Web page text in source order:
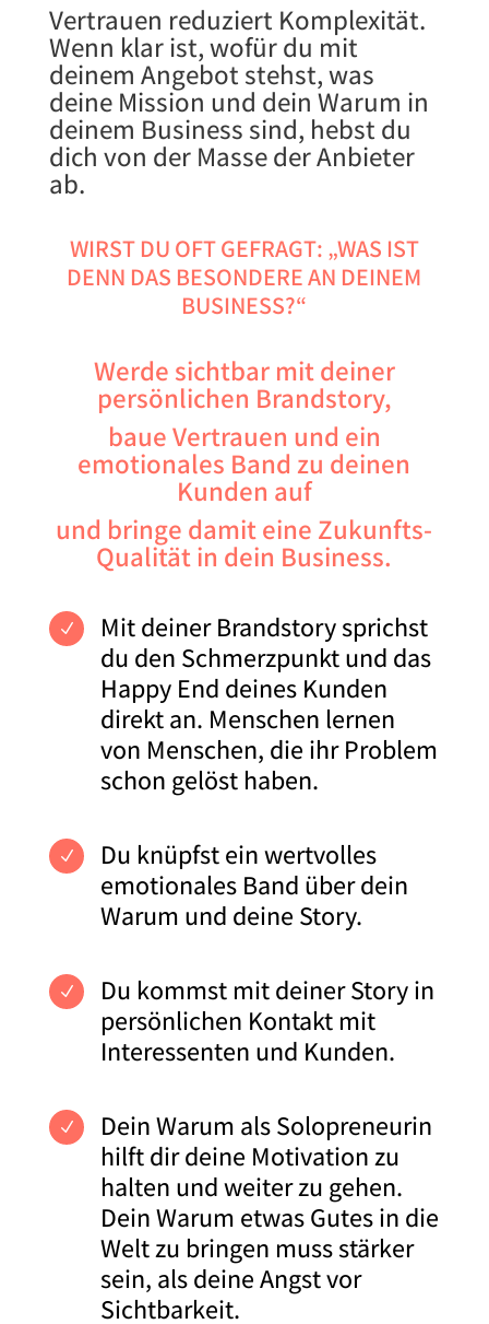
Vertrauen reduziert Komplexität.
Wenn klar ist, wofür du mit
deinem Angebot stehst, was
deine Mission und dein Warum in
deinem Business sind, hebst du
dich von der Masse der Anbieter
ab.
WIRST DU OFT GEFRAGT: „WAS IST
DENN DAS BESONDERE AN DEINEM
BUSINESS?“
Werde sichtbar mit deiner
persönlichen Brandstory,
baue Vertrauen und ein
emotionales Band zu deinen
Kunden auf
und bringe damit eine Zukunfts-
Qualität in dein Business.
N
Mit deiner Brandstory sprichst
du den Schmerzpunkt und das
Happy End deines Kunden
direkt an. Menschen lernen
von Menschen, die ihr Problem
schon gelöst haben.
N
Du knüpfst ein wertvolles
emotionales Band über dein
Warum und deine Story.
N
Du kommst mit deiner Story in
persönlichen Kontakt mit
Interessenten und Kunden.
N
Dein Warum als Solopreneurin
hilft dir deine Motivation zu
halten und weiter zu gehen.
Dein Warum etwas Gutes in die
Welt zu bringen muss stärker
sein, als deine Angst vor
Sichtbarkeit.